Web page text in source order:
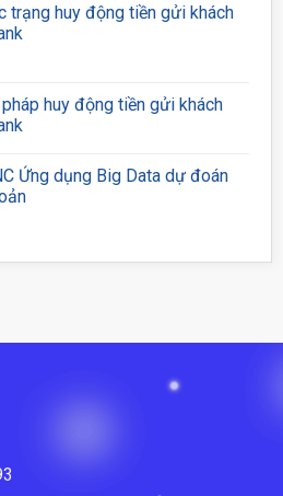
trạng huy động tiền gửi khách
huy động tiền gửi khách
Ứng dụng Big Data dự đoán